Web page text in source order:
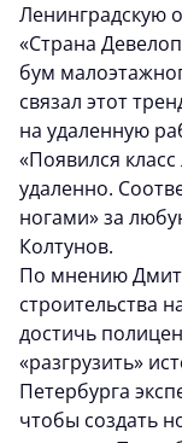
Ленинградскую
«Страна
бум
связал этот
на удаленную
«Появился
удаленно.
ногами» за
Колтунов.
По мнению
строительства
достичь
«разгрузить»
Петербурга
чтобы создать